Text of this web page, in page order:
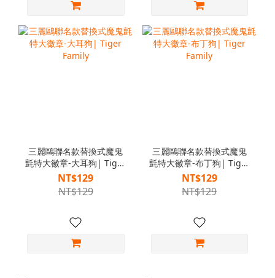
三麗鷗聯名款替換式魔鬼
氈特大徽章-大耳狗| Tiger
Family
NT$129
NT$129
三麗鷗聯名款替換式魔鬼
氈特大徽章-布丁狗| Tiger
Family
NT$129
NT$129